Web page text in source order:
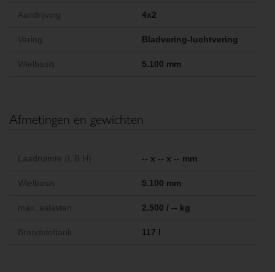
Aandrijving 4x2
Vering Bladvering-luchtvering
Wielbasis 5.100 mm
Afmetingen en gewichten
Laadruimte (L B H) -- x -- x -- mm
Wielbasis 5.100 mm
max. aslasten 2.500 / -- kg
Brandstoftank 117 l